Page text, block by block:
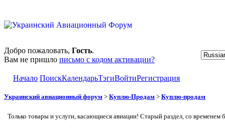
Добро пожаловать, Гость.
Вам не пришло письмо с кодом активации?
Начало ПоискКалендарьТэгиВойтиРегистрация
Украинский авиационный форум > Куплю-Продам > Куплю-продам
Только товары и услуги, касающиеся авиации! Старый раздел, со временем